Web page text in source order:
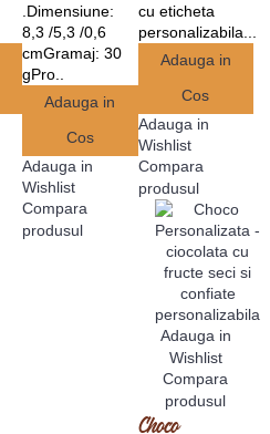
.Dimensiune:
8,3 /5,3 /0,6
cmGramaj: 30
gPro..
Adauga in
Cos
Adauga in
Wishlist
Compara
produsul
cu eticheta
personalizabila...
Adauga in
Cos
Adauga in
Wishlist
Compara
produsul
Adauga in
Wishlist
Compara
produsul
Choco